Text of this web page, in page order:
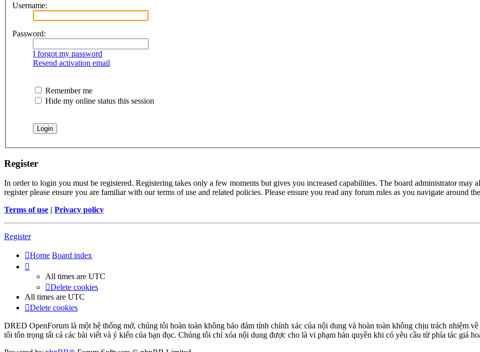
Username:
Password:
I forgot my password
Resend activation email
Remember me
Hide my online status this session
Register
In order to login you must be registered. Registering takes only a few moments but gives you increased capabilities. The board administrator may
register please ensure you are familiar with our terms of use and related policies. Please ensure you read any forum rules as you navigate around
Terms of use | Privacy policy
Register
Home Board index
All times are UTC
Delete cookies
All times are UTC
Delete cookies
DRED OpenForum là một hệ thống mở, chúng tôi hoàn toàn không bảo đảm tính chính xác của nội dung và hoàn toàn không chịu trách nhiệm
tôi tôn trọng tất cả các bài viết và ý kiến của bạn đọc. Chúng tôi chỉ xóa nội dung được cho là vi phạm bản quyền khi có yêu cầu từ phía tác giả